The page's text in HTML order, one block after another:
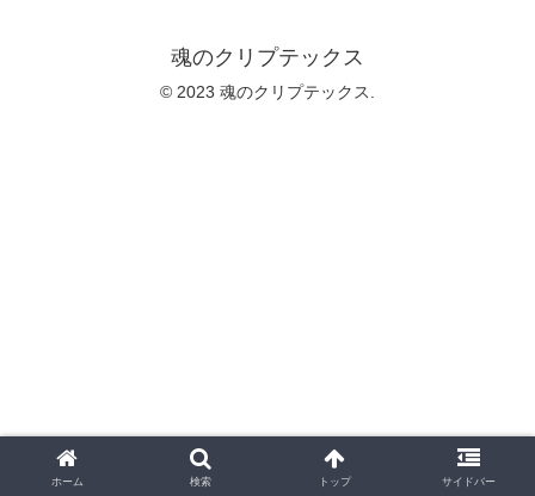
魂のクリプテックス
© 2023 魂のクリプテックス.
ホーム 検索 トップ サイドバー